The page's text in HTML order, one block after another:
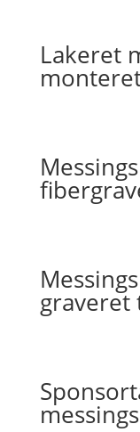
Lakeret
graveret